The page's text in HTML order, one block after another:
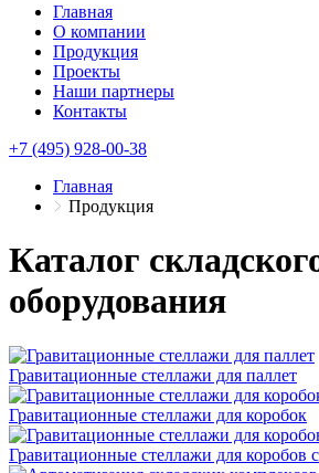
Главная
О компании
Продукция
Проекты
Наши партнеры
Контакты
+7 (495) 928-00-38
Главная
Продукция
Каталог
оборудования
Гравитационные стеллажи для паллет
Гравитационные стеллажи для коробок
Гравитационные стеллажи для коробов